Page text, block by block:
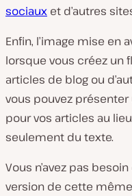
sociaux et d’autres
Enfin, l’image mise en
lorsque vous créez un
articles de blog ou
vous pouvez
pour vos articles au
seulement du texte.
Vous n’avez pas
version de cette